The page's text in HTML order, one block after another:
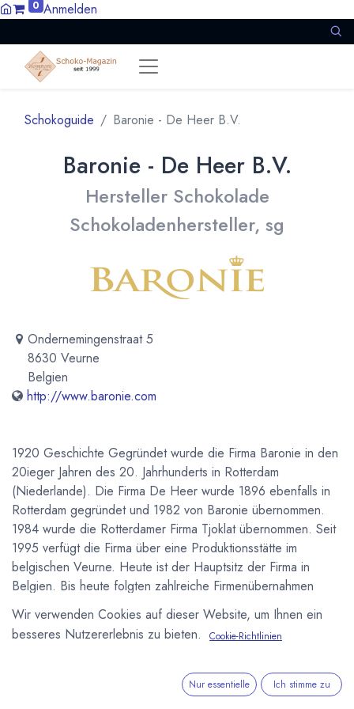
0 Anmelden
Schokoguide Baronie - De Heer B.V.
Baronie - De Heer B.V.
Hersteller Schokolade
Schokoladenhersteller, sg
Ondernemingenstraat 5
8630 Veurne
Belgien
http://www.baronie.com
1920 Geschichte Gegründet wurde die Firma Baronie in den
20ieger Jahren des 20. Jahrhunderts in Rotterdam
(Niederlande). Die Firma De Heer wurde 1896 ebenfalls in
Rotterdam gegründet und 1982 von Baronie übernommen.
1984 wurde die Rotterdamer Firma Tjoklat übernommen. Seit
1995 verfügt die Firma über eine Produktionsstätte im
belgischen Veurne. Heute ist der Hauptsitz der Firma in
Belgien. Bis heute folgten zahlreiche Firmenübernahmen
unter anderem von Stollwerck und Chocolat Alprose.
Newsletter
Wir verwenden Cookies auf dieser Website, um Ihnen ein
besseres Nutzererlebnis zu bieten.
Cookie-Richtlinien
Nur essentielle Ich stimme zu